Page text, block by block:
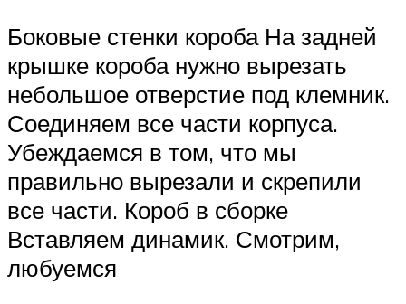
Боковые стенки короба На задней
крышке короба нужно вырезать
небольшое отверстие под клемник.
Соединяем все части корпуса.
Убеждаемся в том, что мы
правильно вырезали и скрепили
все части. Короб в сборке
Вставляем динамик. Смотрим,
любуемся